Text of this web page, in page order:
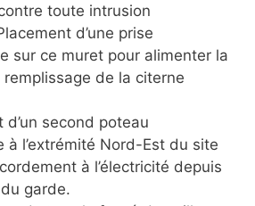
toute intrusion
d’une prise
sur ce muret pour alimenter la
remplissage de la citerne
d’un second poteau
à l’extrémité Nord-Est du site
à l’électricité depuis
garde.